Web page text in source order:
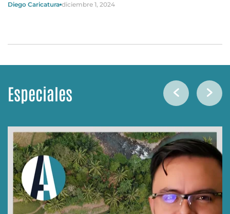
Diego Caricatura diciembre 1, 2024
Especiales